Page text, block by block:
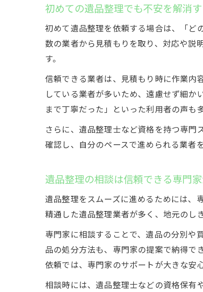
初めての遺品整理でも不安を解消
初めて遺品整理を依頼する場合は、「ど
数の業者から見積もりを取り、対応や説
す。
信頼できる業者は、見積もり時に作業内
している業者が多いため、遠慮せず細
まで丁寧だった」といった利用者の声も
さらに、遺品整理士など資格を持つ専門
確認し、自分のペースで進められる業者
遺品整理の相談は信頼できる専門
遺品整理をスムーズに進めるためには、
精通した遺品整理業者が多く、地元のし
専門家に相談することで、遺品の分別や
品の処分方法も、専門家の提案で納得で
依頼では、専門家のサポートが大きな安
相談時には、遺品整理士などの資格保有